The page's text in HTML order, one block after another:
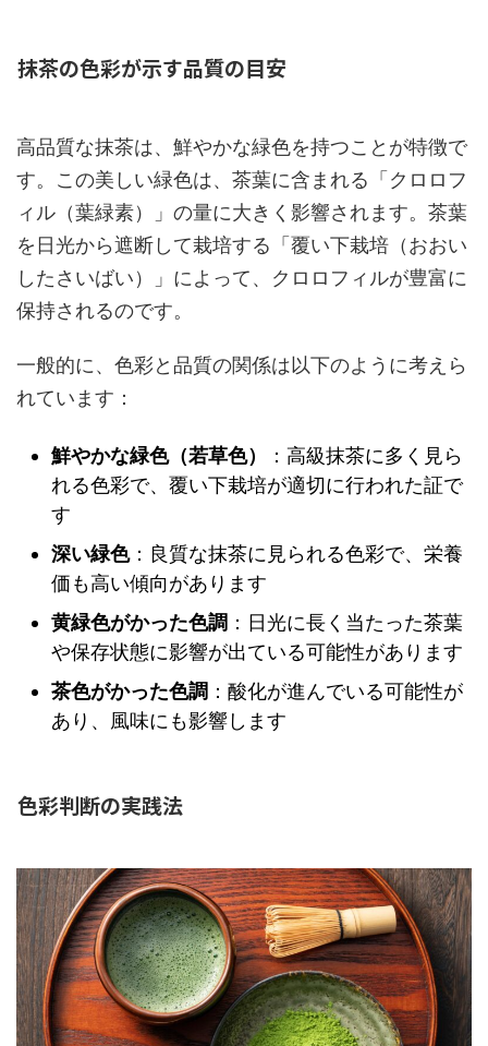
抹茶の色彩が示す品質の目安
高品質な抹茶は、鮮やかな緑色を持つことが特徴で
す。この美しい緑色は、茶葉に含まれる「クロロフ
ィル（葉緑素）」の量に大きく影響されます。茶葉
を日光から遮断して栽培する「覆い下栽培（おおい
したさいばい）」によって、クロロフィルが豊富に
保持されるのです。
一般的に、色彩と品質の関係は以下のように考えら
れています：
鮮やかな緑色（若草色）
：高級抹茶に多く見ら
れる色彩で、覆い下栽培が適切に行われた証で
す
深い緑色：良質な抹茶に見られる色彩で、栄養
価も高い傾向があります
黄緑色がかった色調 ：日光に長く当たった茶葉
や保存状態に影響が出ている可能性があります
茶色がかった色調 ：酸化が進んでいる可能性が
あり、風味にも影響します
色彩判断の実践法